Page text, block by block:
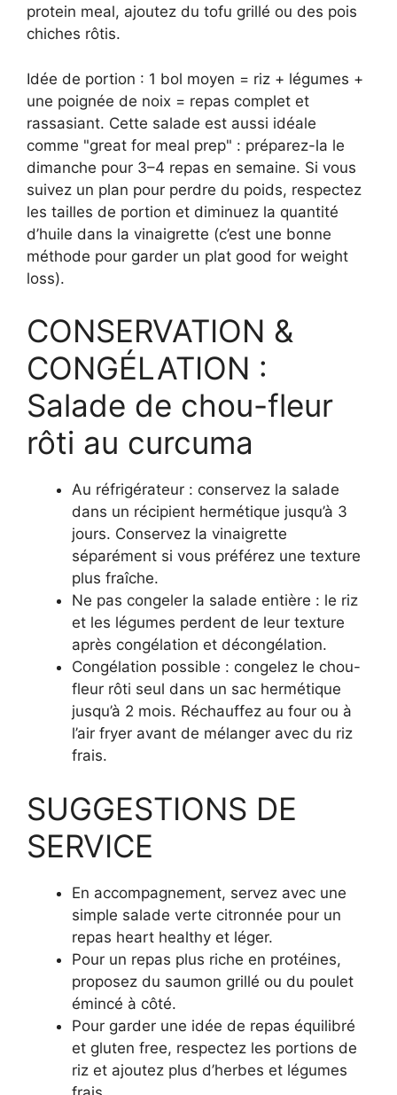
protein meal, ajoutez du tofu grillé ou des pois
chiches rôtis.
Idée de portion : 1 bol moyen = riz + légumes +
une poignée de noix = repas complet et
rassasiant. Cette salade est aussi idéale
comme "great for meal prep" : préparez-la le
dimanche pour 3–4 repas en semaine. Si vous
suivez un plan pour perdre du poids, respectez
les tailles de portion et diminuez la quantité
d’huile dans la vinaigrette (c’est une bonne
méthode pour garder un plat good for weight
loss).
CONSERVATION &
CONGÉLATION :
Salade de chou-fleur
rôti au curcuma
Au réfrigérateur : conservez la salade
dans un récipient hermétique jusqu’à 3
jours. Conservez la vinaigrette
séparément si vous préférez une texture
plus fraîche.
Ne pas congeler la salade entière : le riz
et les légumes perdent de leur texture
après congélation et décongélation.
Congélation possible : congelez le chou-
fleur rôti seul dans un sac hermétique
jusqu’à 2 mois. Réchauffez au four ou à
l’air fryer avant de mélanger avec du riz
frais.
SUGGESTIONS DE
SERVICE
En accompagnement, servez avec une
simple salade verte citronnée pour un
repas heart healthy et léger.
Pour un repas plus riche en protéines,
proposez du saumon grillé ou du poulet
émincé à côté.
Pour garder une idée de repas équilibré
et gluten free, respectez les portions de
riz et ajoutez plus d’herbes et légumes